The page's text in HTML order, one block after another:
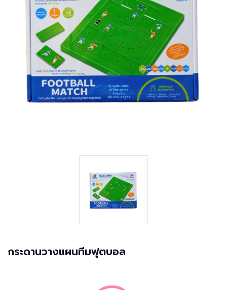
กระดานวางแผนทีมฟุตบอล